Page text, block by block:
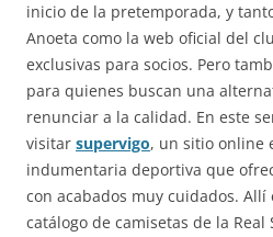
inicio de la pretemporada, y
Anoeta como la web oficial del
exclusivas para socios. Pero
para quienes buscan una
renunciar a la calidad. En este
visitar supervigo, un sitio online
indumentaria deportiva que
con acabados muy cuidados.
catálogo de camisetas de la Real